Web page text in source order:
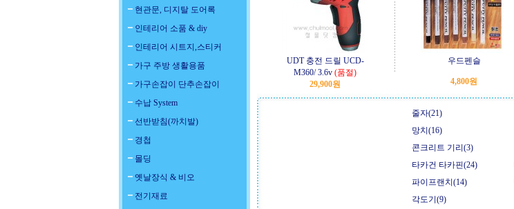
현관문, 디지탈 도어록
인테리어 소품 & diy
인테리어 시트지,스티커
가구 주방 생활용품
가구손잡이 단추손잡이
수납 System
선반받침(까치발)
경첩
몰딩
옛날장식 & 비오
전기재료
UDT 충전 드릴 UCD-
M360/ 3.6v (품절)
29,900원
우드펜슬
4,800원
줄자(21)
망치(16)
콘크리트 기리(3)
타카건 타카핀(24)
파이프랜치(14)
각도기(9)